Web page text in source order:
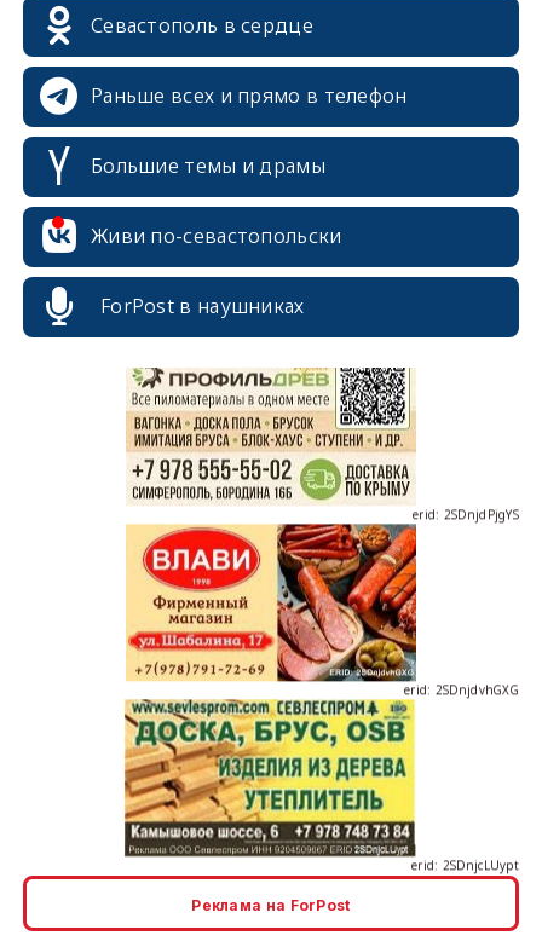
Севастополь в сердце
Раньше всех и прямо в телефон
Большие темы и драмы
Живи по-севастопольски
ForPost в наушниках
erid: 2SDnjdPjgYS
erid: 2SDnjdvhGXG
Реклама на ForPost